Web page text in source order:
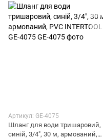
Артикул: GE-4075
Шланг для води тришаровий,
синій, 3/4", 30 м, армований,